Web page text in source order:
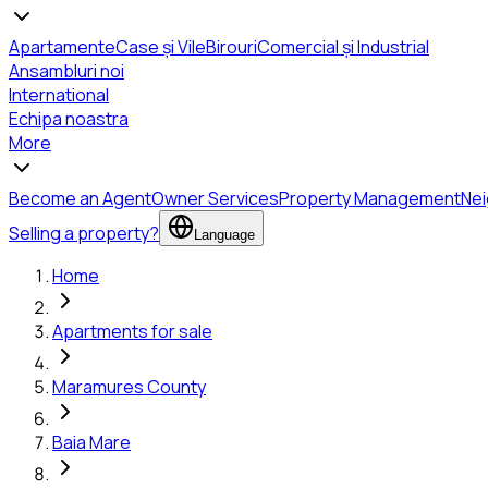
ApartamenteCase și VileBirouriComercial și Industrial
Ansambluri noi
International
Echipa noastra
More
Become an AgentOwner ServicesProperty Management
Selling a property?
Language
Home
Apartments for sale
Maramures County
Baia Mare